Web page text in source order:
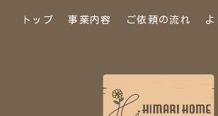
トップ 事業内容 ご依頼の流れ よ